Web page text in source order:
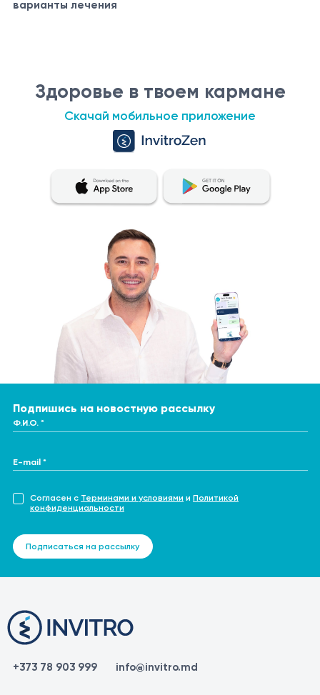
варианты лечения
Здоровье в твоем кармане
Скачай мобильное приложение
Подпишись на новостную рассылку
Ф.И.О. *
E-mail *
Согласен с Терминами и условиями и Политикой
конфиденциальности
Подписаться на рассылку
+373 78 903 999 info@invitro.md